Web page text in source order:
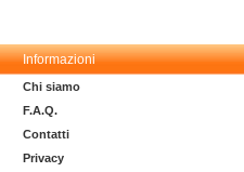
Informazioni
Chi siamo
F.A.Q.
Contatti
Privacy